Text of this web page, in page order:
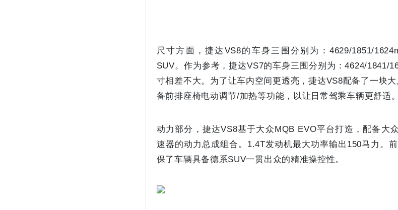
尺寸方面，捷达VS8的车身三围分别为：4629/1851/
SUV。作为参考，捷达VS7的车身三围分别为：4624/1841/
寸相差不大。为了让车内空间更透亮，捷达VS8配备了一块
备前排座椅电动调节/加热等功能，以让日常驾乘车辆更舒适。
动力部分，捷达VS8基于大众MQB EVO平台打造，配备大
速器的动力总成组合。1.4T发动机最大功率输出150马力。
保了车辆具备德系SUV一贯出众的精准操控性。